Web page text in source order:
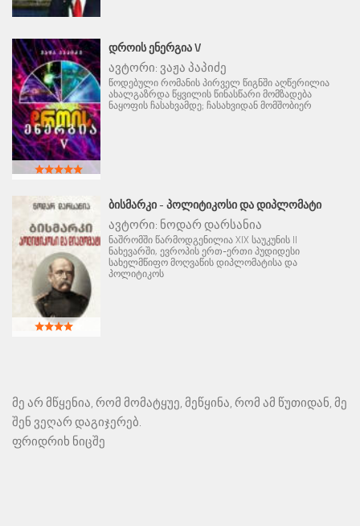
ᲓᲠᲝᲘᲡ ᲔᲜᲔᲠᲒᲘᲐ V
ავტორი: ვაჟა პაპიძე
წოდებული რომანის პირველ წიგნში აღწერილია
ახალგაზრდა წყვილის წინასწარი მომზადება
ნაყოფის ჩასახვამდე; ჩასახვიდან მომშობიერ
ᲑᲘᲡᲛᲐᲠᲙᲘ - ᲞᲝᲚᲘᲢᲘᲙᲝᲡᲘ ᲓᲐ ᲓᲘᲞᲚᲝᲛᲐᲢᲘ
ავტორი: ნოდარ დარსანია
ნაშრომში წარმოდგენილია XIX საუკუნის II
ნახევარში, ევროპის ერთ-ერთი პუდიდესი
სახელმწიფო მოღვაწის დიპლომატისა და
პოლიტიკოს
მე არ მწყენია, რომ მომატყუე, მეწყინა, რომ ამ წუთიდან, მე
შენ ვეღარ დაგიჯერებ.
ფრიდრიხ ნიცშე